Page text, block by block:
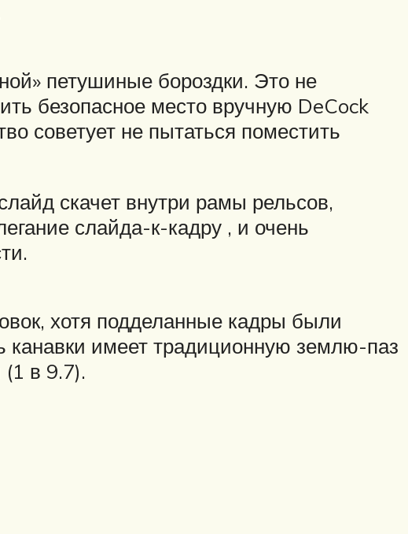
петушиные бороздки. Это не
безопасное место вручную DeCock
советует не пытаться поместить
скачет внутри рамы рельсов,
слайда-к-кадру , и очень
хотя подделанные кадры были
канавки имеет традиционную землю-паз
в 9.7).